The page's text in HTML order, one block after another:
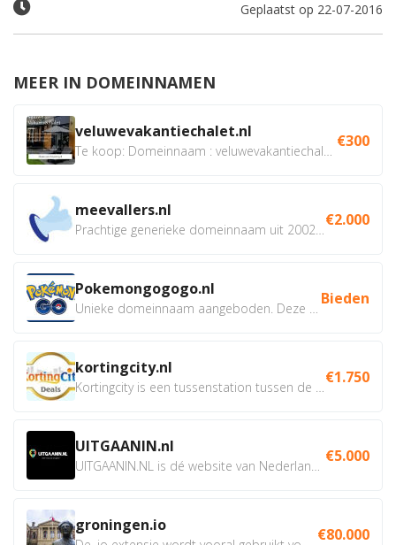
Geplaatst op 22-07-2016
MEER IN DOMEINNAMEN
veluwevakantiechalet.nl €300
meevallers.nl €2.000
Pokemongogogo.nl Bieden
kortingcity.nl €1.750
UITGAANIN.nl €5.000
groningen.io €80.000